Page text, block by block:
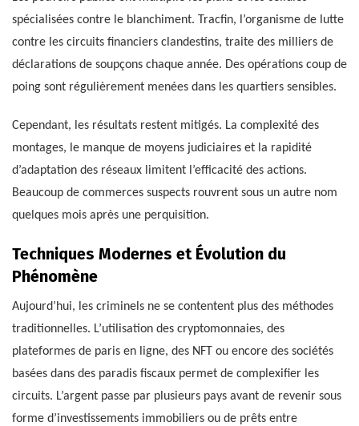
spécialisées contre le blanchiment. Tracfin, l’organisme de lutte
contre les circuits financiers clandestins, traite des milliers de
déclarations de soupçons chaque année. Des opérations coup de
poing sont régulièrement menées dans les quartiers sensibles.
Cependant, les résultats restent mitigés. La complexité des
montages, le manque de moyens judiciaires et la rapidité
d’adaptation des réseaux limitent l’efficacité des actions.
Beaucoup de commerces suspects rouvrent sous un autre nom
quelques mois après une perquisition.
Techniques Modernes et Évolution du
Phénomène
Aujourd’hui, les criminels ne se contentent plus des méthodes
traditionnelles. L’utilisation des cryptomonnaies, des
plateformes de paris en ligne, des NFT ou encore des sociétés
basées dans des paradis fiscaux permet de complexifier les
circuits. L’argent passe par plusieurs pays avant de revenir sous
forme d’investissements immobiliers ou de prêts entre